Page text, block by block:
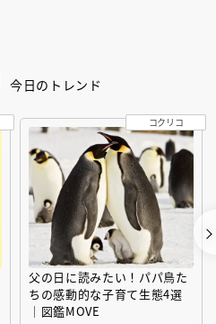
今日のトレンド
父の日に読みたい！パパ鳥た
ちの感動的な子育て生態4選
｜図鑑MOVE
コクリコ